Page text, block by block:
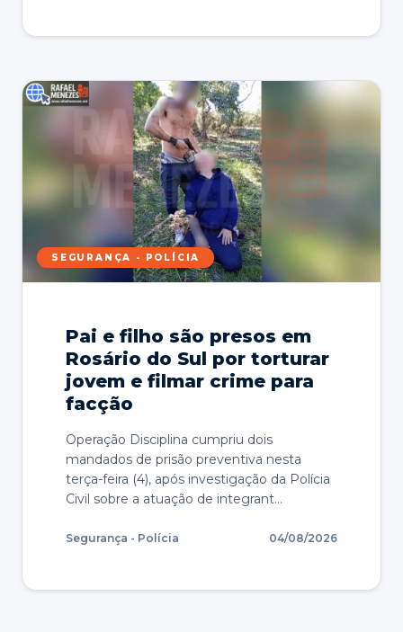
SEGURANÇA - POLÍCIA
Pai e filho são presos em
Rosário do Sul por torturar
jovem e filmar crime para
facção
Operação Disciplina cumpriu dois
mandados de prisão preventiva nesta
terça-feira (4), após investigação da Polícia
Civil sobre a atuação de integrant…
Segurança - Polícia 04/08/2026